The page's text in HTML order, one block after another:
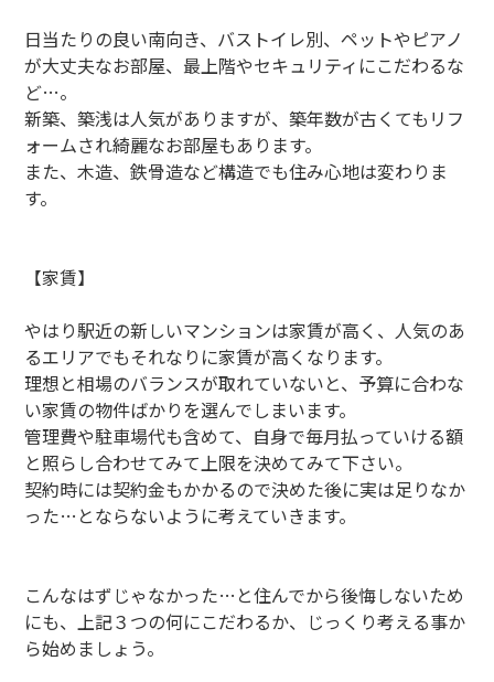
日当たりの良い南向き、バストイレ別、ペットやピアノ
が大丈夫なお部屋、最上階やセキュリティにこだわるな
ど…。
新築、築浅は人気がありますが、築年数が古くてもリフ
ォームされ綺麗なお部屋もあります。
また、木造、鉄骨造など構造でも住み心地は変わりま
す。
【家賃】
やはり駅近の新しいマンションは家賃が高く、人気のあ
るエリアでもそれなりに家賃が高くなります。
理想と相場のバランスが取れていないと、予算に合わな
い家賃の物件ばかりを選んでしまいます。
管理費や駐車場代も含めて、自身で毎月払っていける額
と照らし合わせてみて上限を決めてみて下さい。
契約時には契約金もかかるので決めた後に実は足りなか
った…とならないように考えていきます。
こんなはずじゃなかった…と住んでから後悔しないため
にも、上記３つの何にこだわるか、じっくり考える事か
ら始めましょう。